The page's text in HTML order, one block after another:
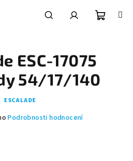
košík
ESC-17075
54/17/140
ESCALADE
Podrobnosti hodnocení